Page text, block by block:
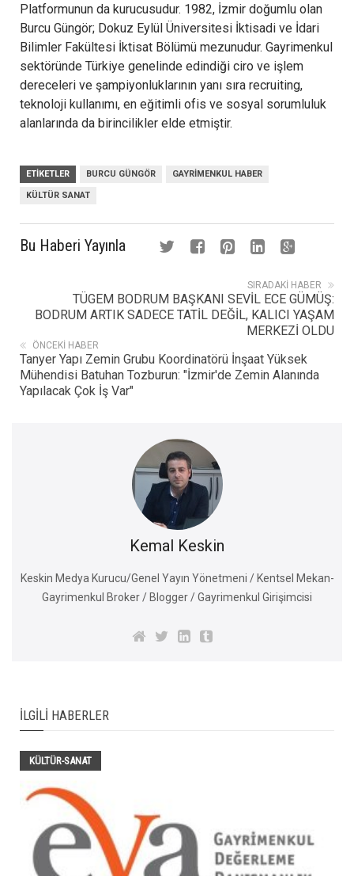
Platformunun da kurucusudur. 1982, İzmir doğumlu olan
Burcu Güngör; Dokuz Eylül Üniversitesi İktisadi ve İdari
Bilimler Fakültesi İktisat Bölümü mezunudur. Gayrimenkul
sektöründe Türkiye genelinde edindiği ciro ve işlem
dereceleri ve şampiyonluklarının yanı sıra recruiting,
teknoloji kullanımı, en eğitimli ofis ve sosyal sorumluluk
alanlarında da birincilikler elde etmiştir.
ETIKETLER BURCU GÜNGÖR GAYRIMENKUL HABER
KÜLTÜR SANAT
Bu Haberi Yayınla
SIRADAKI HABER
TÜGEM BODRUM BAŞKANI SEVİL ECE GÜMÜŞ:
BODRUM ARTIK SADECE TATİL DEĞİL, KALICI YAŞAM
MERKEZİ OLDU
ÖNCEKI HABER
Tanyer Yapı Zemin Grubu Koordinatörü İnşaat Yüksek
Mühendisi Batuhan Tozburun: "İzmir'de Zemin Alanında
Yapılacak Çok İş Var"
Kemal Keskin
Keskin Medya Kurucu/Genel Yayın Yönetmeni / Kentsel Mekan-
Gayrimenkul Broker / Blogger / Gayrimenkul Girişimcisi
İLGILI HABERLER
KÜLTÜR-SANAT